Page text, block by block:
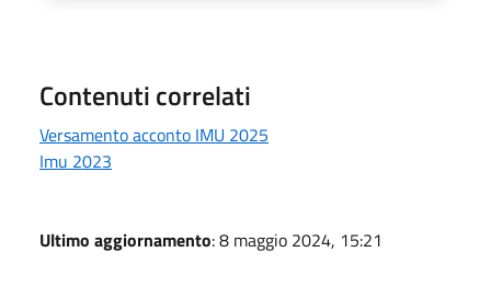
Contenuti correlati
Versamento acconto IMU 2025
Imu 2023
Ultimo aggiornamento: 8 maggio 2024, 15:21